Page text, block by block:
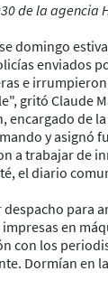
de la
domingo
enviados
e
gritó Claude
encargado de
y asignó
a trabajar de
el diario
despacho
en
con los
Dormían en